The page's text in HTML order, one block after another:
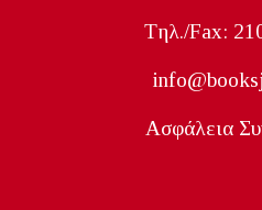
Tηλ./Fax:
Ασφάλεια